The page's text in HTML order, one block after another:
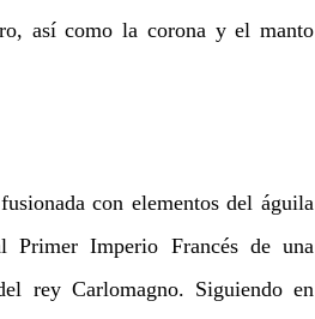
así como la corona y el manto
con elementos del águila
Primer Imperio Francés de una
rey Carlomagno. Siguiendo en